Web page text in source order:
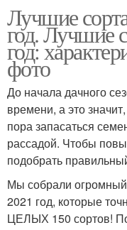
Лучшие
год. Лучшие
год:
фото
До начала дачного
времени, а это
пора запасаться
рассадой. Чтобы
подобрать
Мы собрали
2021 год, которые
ЦЕЛЫХ 150 сортов!